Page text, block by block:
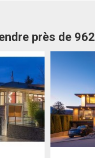
près de